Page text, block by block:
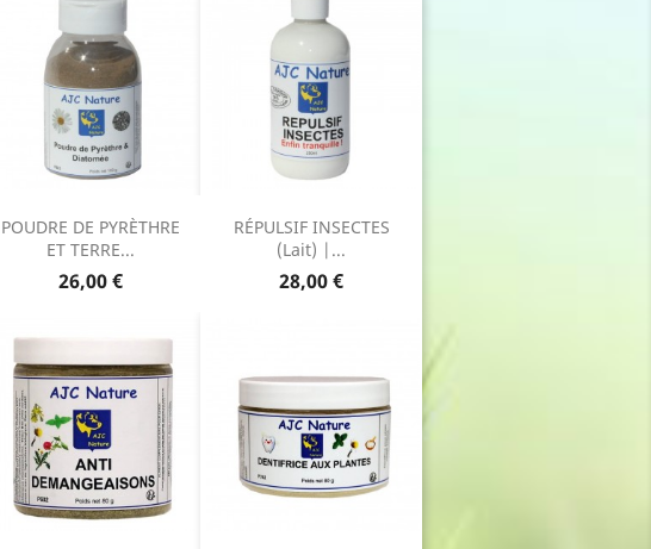
POUDRE DE PYRÈTHRE
ET TERRE...
Prix
26,00 €
RÉPULSIF INSECTES
(Lait) |...
Prix
28,00 €